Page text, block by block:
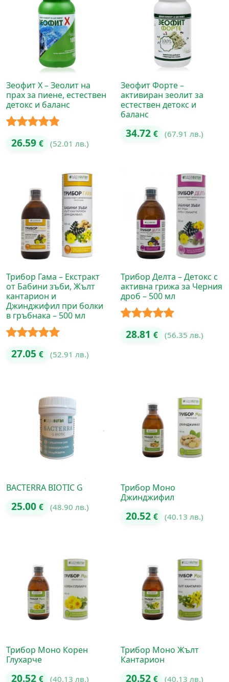
Зеофит Х – Зеолит на
прах за пиене, естествен
детокс и баланс
Оценено с
26.59 € (52.01 лв.)
Зеофит Форте –
активиран зеолит за
естествен детокс и
баланс
34.72 € (67.91 лв.)
Трибор Гама – Екстракт
от Бабини зъби, Жълт
кантарион и
Джинджифил при болки
в гръбнака – 500 мл
Оценено с
27.05 € (52.91 лв.)
Трибор Делта – Детокс с
активна грижа за Черния
дроб – 500 мл
Оценено с
28.81 € (56.35 лв.)
BACTERRA BIOTIC G
25.00 € (48.90 лв.)
Трибор Моно
Джинджифил
20.52 € (40.13 лв.)
Трибор Моно Корен
Глухарче
20.52 € (40.13 лв.)
Трибор Моно Жълт
Кантарион
20.52 € (40.13 лв.)